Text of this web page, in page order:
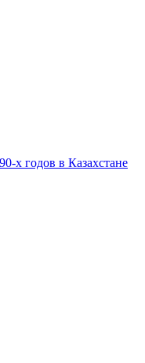
х годов в Казахстане